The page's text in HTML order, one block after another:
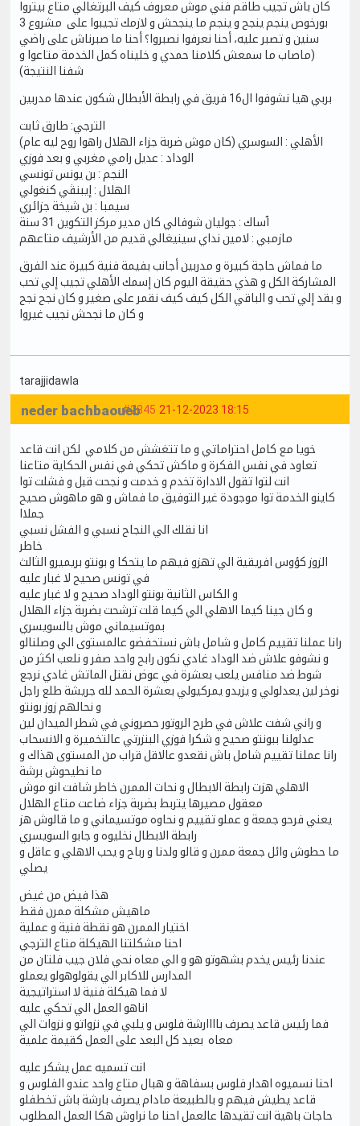
كان باش تجيب طاقم فني موش معروف كيف البرتغالي متاع بيتروا
بورخوص ينجم ينجح و ينجم ما ينجحش و لازمك تجيبوا على مشروع 3
سنين و تصبر عليه، أحنا نعرفوا نصبروا؟ أحنا ما صبرناش على راضي
(ماصاب ما سمعش كلامنا حمدي و خليناه كمل الخدمة متاعوا و
شفنا النتيجة)
بربي هيا نشوفوا ال16 فريق في رابطة الأبطال شكون عندها مدربين
الترجي: طارق ثابت
الأهلي : السوسري (كان موش ضربة جزاء الهلال راهوا روح ليه عام)
الوداد : عديل رامي مغربي و بعد فوزي
النجم : بن يونس تونسي
الهلال : إيبنڤي كنغولي
سيمبا : بن شيخة جزائري
ٱساك : جوليان شوفالي كان مدير مركز التكوين 31 سنة
مازمبي : لامين نداي سينيغالي قديم من الأرشيف متاعهم
ما فماش حاجة كبيرة و مدربين أجانب بفيمة فنية كبيرة عند الفرق
المشاركة الكل و هذي حقيقة اليوم كان إسمك الأهلي تجيب إلي تحب
و بقد إلي تحب و الباقي الكل كيف كيف نقمر على صغير و كان نجح نجح
و كان ما نجحش نجيب غيروا
tarajjidawla
#2845 21-12-2023 18:15
neder bachbaoueb
خويا مع كامل احتراماتي و ما تتغشش من كلامي لكن انت قاعد
تعاود في نفس الفكرة و ماكش تحكي في نفس الحكاية متاعنا
انت لتوا تقول الادارة تخدم و خدمت و نجحت قبل و فشلت توا
كاينو الخدمة توا موجودة غير التوفيق ما فماش و هو ماهوش صحيح
جملاا
انا نقلك الي النجاح نسبي و الفشل نسبي
خاطر
الزوز كؤوس افريقية الي تهزو فيهم ما يتحكا و بونتو بريميرو الثالث
في تونس صحيح لا غبار عليه
و الكاس الثانية بونتو الوداد صحيح و لا غبار عليه
و كان جينا كيما الاهلي الي كيما قلت ترشحت بضربة جزاء الهلال
بموتسيماني موش بالسويسري
رانا عملنا تقييم كامل و شامل باش نستحفضو عالمستوى الي وصلنالو
و نشوفو علاش ضد الوداد غادي نكون رابح واحد صفر و نلعب اكثر من
شوط ضد منافس يلعب بعشرة في عوض نقتل الماتش غادي نرجع
نوخر لين يعدلولي و يزيدو يمركيولي بعشرة الحمد لله جريشة طلع راجل
و نحالهم زوز بونتو
و راني شفت علاش في طرح الروتور حصروني في شطر الميدان لين
عدلولنا ببونتو صحيح و شكرا فوزي البنزرتي عالتخميرة و الانسحاب
رانا عملنا تقييم شامل باش نقعدو عالاقل قراب من المستوى هذاك و
ما نطيحوش برشة
الاهلي هزت رابطة الابطال و نحات الممرن خاطر شافت انو موش
معقول مصيرها يتربط بضربة جزاء ضاعت متاع الهلال
يعني فرحو جمعة و عملو تقييم و نحاوه موتسيماني و ما قالوش هز
رابطة الابطال نخليوه و جابو السويسري
ما حطوش وائل جمعة ممرن و قالو ولدنا و رباح و يحب الاهلي و عاقل و
يصلي
هذا فيض من غيض
ماهيش مشكلة ممرن فقط
اختيار الممرن هو نقطة فنية و عملية
احنا مشكلتنا الهيكلة متاع الترجي
عندنا رئيس يخدم بشهوتو هو و الي معاه نحي فلان جيب فلتان من
المدارس للاكابر الي يقولوهولو يعملو
لا فما هيكلة فنية لا استراتيجية
اناهو العمل الي تحكي عليه
فما رئيس قاعد يصرف باااارشة فلوس و يلبي في نزواتو و نزوات الي
معاه بعيد كل البعد على العمل كقيمة علمية
انت تسميه عمل يشكر عليه
احنا نسميوه اهدار فلوس بسفاهة و هبال متاع واحد عندو الفلوس و
قاعد يطيش فيهم و بالطبيعة مادام يصرف بارشة باش تخطفلو
حاجات باهية انت تقيدها عالعمل احنا ما نراوش هكا العمل المطلوب